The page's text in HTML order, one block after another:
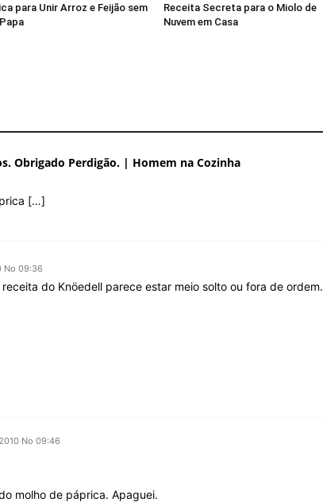
para Unir Arroz e Feijão sem
Receita Secreta para o Miolo de
Nuvem em Casa
Obrigado Perdigão. | Homem na Cozinha
[…]
No 09:36
do Knöedell parece estar meio solto ou fora de ordem.
No 09:46
molho de páprica. Apaguei.